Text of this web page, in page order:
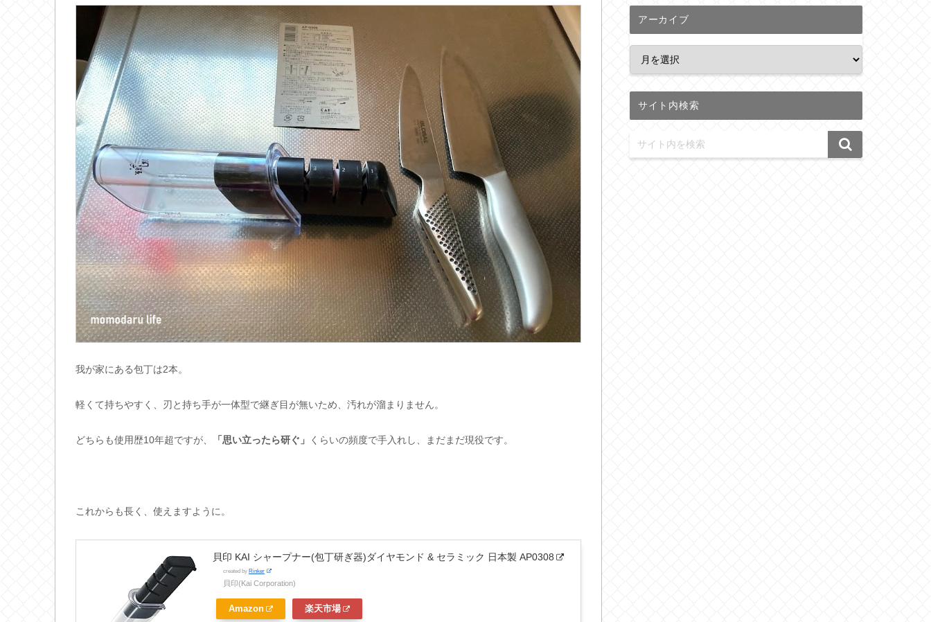
我が家にある包丁は2本。
軽くて持ちやすく、刃と持ち手が一体型で継ぎ目が無いため、汚れが溜まりません。
どちらも使用歴10年超ですが、 「思い立ったら研ぐ」 くらいの頻度で手入れし、まだまだ現役です。
これからも長く、使えますように。
貝印 KAI シャープナー(包丁研ぎ器)ダイヤモンド & セラミック 日本製 AP0308
created by Rinker
貝印(Kai Corporation)
Amazon 楽天市場
アーカイブ
サイト内検索